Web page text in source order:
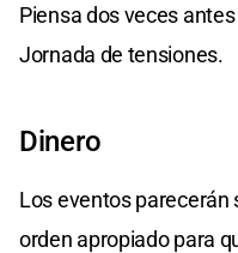
Piensa dos veces
Jornada de tensiones.
Dinero
Los eventos
orden apropiado para